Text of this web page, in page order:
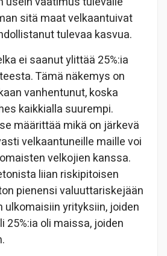
sitä maat velkaantuivat
tulevaa kasvua.
ei saanut ylittää 25%:ia
Tämä näkemys on
vanhentunut, koska
kaikkialla suurempi.
määrittää mikä on järkevä
velkaantuneille maille voi
velkojien kanssa.
liian riskipitoisen
pienensi valuuttariskejään
yrityksiin, joiden
25%:ia oli maissa, joiden